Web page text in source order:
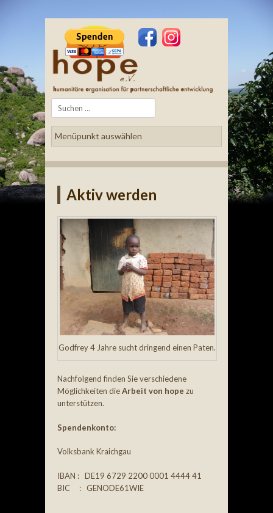
Search
Aktiv werden
Godfrey 4 Jahre sucht dringend einen Paten.
Nachfolgend finden Sie verschiedene
Möglichkeiten dieArbeit von hope zu
unterstützen.
Spendenkonto:
Volksbank Kraichgau
IBAN : DE19 6729 2200 0001 4444 41
BIC : GENODE61WIE